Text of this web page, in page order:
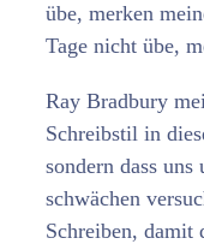
übe, merken
Tage nicht übe,
Ray Bradbury
Schreibstil in
sondern dass uns
schwächen
Schreiben, damit